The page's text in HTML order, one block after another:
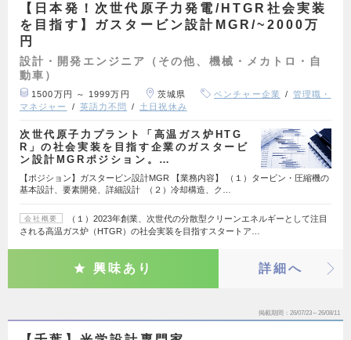
【日本発！次世代原子力発電/HTGR社会実装
を目指す】ガスタービン設計MGR/~2000万
円
設計・開発エンジニア（その他、機械・メカトロ・自
動車）
1500万円 ～ 1999万円 茨城県 ベンチャー企業
管理職・
マネジャー
英語力不問 土日祝休み
次世代原子力プラント「高温ガス炉HTG
R」の社会実装を目指す企業のガスタービ
ン設計MGRポジション。…
【ポジション】ガスタービン設計MGR 【業務内容】 （１）タービン・圧縮機の
基本設計、要素開発、詳細設計 （２）冷却構造、ク…
会社概要
（１）2023年創業、次世代の分散型クリーンエネルギーとして注目
される高温ガス炉（HTGR）の社会実装を目指すスタートア…
興味あり 詳細へ
掲載期間 26/07/23～26/08/11